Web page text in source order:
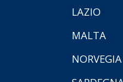
LAZIO
MALTA
NORVEGIA